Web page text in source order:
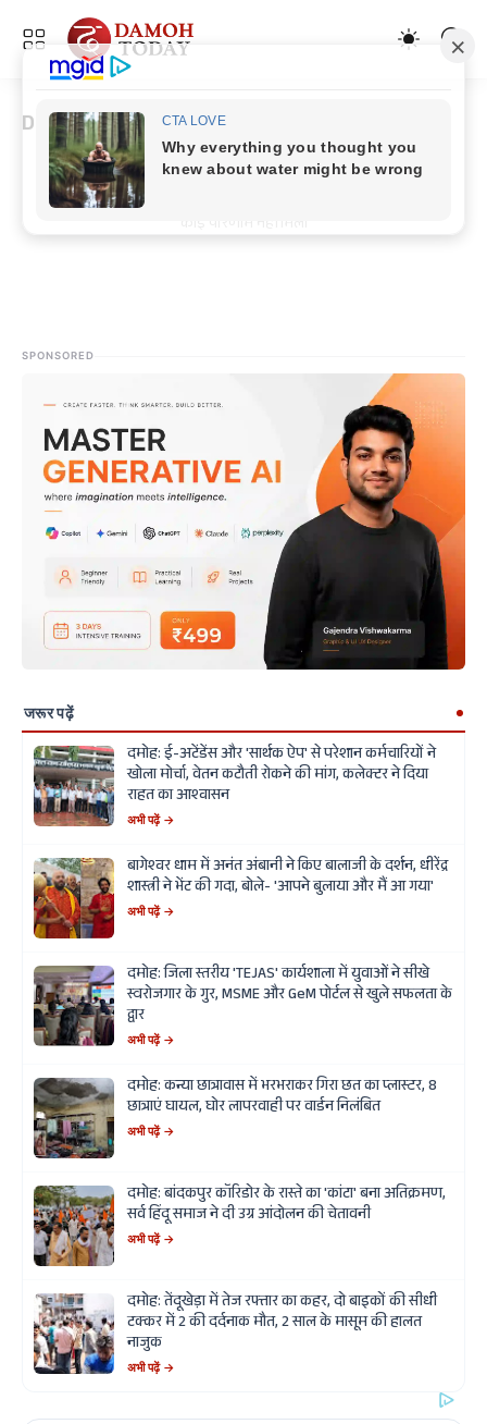
Damoh By Election 2021
SPONSORED
जरूर पढ़ें
दमोह: ई-अटेंडेंस और 'सार्थक ऐप' से परेशान कर्मचारियों ने
खोला मोर्चा, वेतन कटौती रोकने की मांग, कलेक्टर ने दिया
राहत का आश्वासन
अभी पढ़ें →
बागेश्वर धाम में अनंत अंबानी ने किए बालाजी के दर्शन, धीरेंद्र
शास्त्री ने भेंट की गदा, बोले- 'आपने बुलाया और मैं आ गया'
अभी पढ़ें →
दमोह: जिला स्तरीय 'TEJAS' कार्यशाला में युवाओं ने सीखे
स्वरोजगार के गुर, MSME और GeM पोर्टल से खुले सफलता के
द्वार
अभी पढ़ें →
दमोह: कन्या छात्रावास में भरभराकर गिरा छत का प्लास्टर, 8
छात्राएं घायल, घोर लापरवाही पर वार्डन निलंबित
अभी पढ़ें →
दमोह: बांदकपुर कॉरिडोर के रास्ते का 'कांटा' बना अतिक्रमण,
सर्व हिंदू समाज ने दी उग्र आंदोलन की चेतावनी
अभी पढ़ें →
दमोह: तेंदूखेड़ा में तेज रफ्तार का कहर, दो बाइकों की सीधी
टक्कर में 2 की दर्दनाक मौत, 2 साल के मासूम की हालत
नाजुक
अभी पढ़ें →